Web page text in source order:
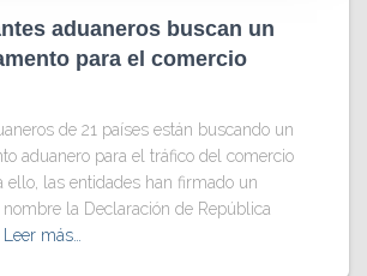
aduaneros buscan un
para el comercio
de 21 países están buscando un
aduanero para el tráfico del comercio
ello, las entidades han firmado un
la Declaración de República
Leer más…